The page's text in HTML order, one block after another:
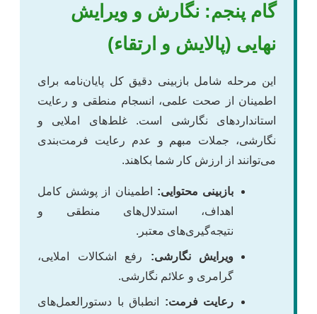
گام پنجم: نگارش و ویرایش
نهایی (پالایش و ارتقاء)
این مرحله شامل بازبینی دقیق کل پایان‌نامه برای
اطمینان از صحت علمی، انسجام منطقی و رعایت
استانداردهای نگارشی است. غلط‌های املایی و
نگارشی، جملات مبهم و عدم رعایت فرمت‌بندی
می‌توانند از ارزش کار شما بکاهند.
بازبینی محتوایی: اطمینان از پوشش کامل
اهداف، استدلال‌های منطقی و
نتیجه‌گیری‌های معتبر.
ویرایش نگارشی: رفع اشکالات املایی،
گرامری و علائم نگارشی.
رعایت فرمت: انطباق با دستورالعمل‌های